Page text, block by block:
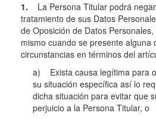
1. La Persona Titular podrá
tratamiento de sus Datos
de Oposición de Datos
mismo cuando se presente alguna
circunstancias en términos del
a) Exista causa legítima para
su situación específica así lo
dicha situación para evitar que
perjuicio a la Persona Titular, o